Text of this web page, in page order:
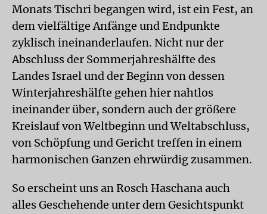
Monats Tischri begangen wird, ist ein Fest, an
dem vielfältige Anfänge und Endpunkte
zyklisch ineinanderlaufen. Nicht nur der
Abschluss der Sommerjahreshälfte des
Landes Israel und der Beginn von dessen
Winterjahreshälfte gehen hier nahtlos
ineinander über, sondern auch der größere
Kreislauf von Weltbeginn und Weltabschluss,
von Schöpfung und Gericht treffen in einem
harmonischen Ganzen ehrwürdig zusammen.
So erscheint uns an Rosch Haschana auch
alles Geschehende unter dem Gesichtspunkt